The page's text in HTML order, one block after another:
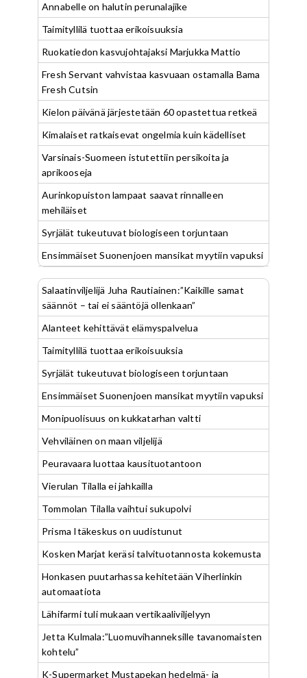
Annabelle on halutin perunalajike
Taimityllilä tuottaa erikoisuuksia
Ruokatiedon kasvujohtajaksi Marjukka Mattio
Fresh Servant vahvistaa kasvuaan ostamalla Bama
Fresh Cutsin
Kielon päivänä järjestetään 60 opastettua retkeä
Kimalaiset ratkaisevat ongelmia kuin kädelliset
Varsinais-Suomeen istutettiin persikoita ja
aprikooseja
Aurinkopuiston lampaat saavat rinnalleen
mehiläiset
Syrjälät tukeutuvat biologiseen torjuntaan
Ensimmäiset Suonenjoen mansikat myytiin vapuksi
Salaatinviljelijä Juha Rautiainen:”Kaikille samat
säännöt – tai ei sääntöjä ollenkaan”
Alanteet kehittävät elämyspalvelua
Taimityllilä tuottaa erikoisuuksia
Syrjälät tukeutuvat biologiseen torjuntaan
Ensimmäiset Suonenjoen mansikat myytiin vapuksi
Monipuolisuus on kukkatarhan valtti
Vehviläinen on maan viljelijä
Peuravaara luottaa kausituotantoon
Vierulan Tilalla ei jahkailla
Tommolan Tilalla vaihtui sukupolvi
Prisma Itäkeskus on uudistunut
Kosken Marjat keräsi talvituotannosta kokemusta
Honkasen puutarhassa kehitetään Viherlinkin
automaatiota
Lähifarmi tuli mukaan vertikaaliviljelyyn
Jetta Kulmala:”Luomuvihanneksille tavanomaisten
kohtelu”
K-Supermarket Mustapekan hedelmä- ja